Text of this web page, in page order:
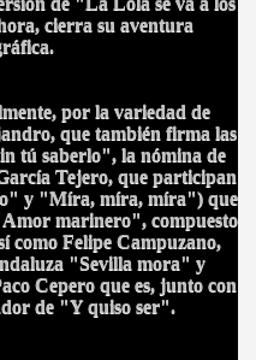
cierra su aventura
por la variedad de
que también firma las
tú saberlo", la nómina de
Tejero, que participan
y "Míra, míra, míra") que
marinero", compuesto
como Felipe Campuzano,
"Sevilla mora" y
Cepero que es, junto con
de "Y quiso ser".